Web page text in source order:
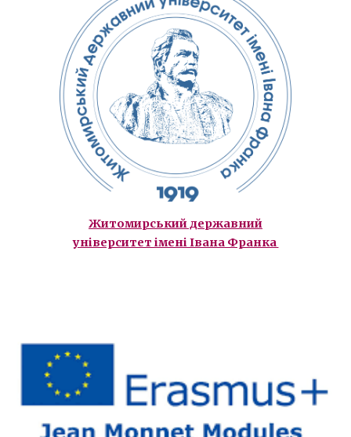
Житомирський державний
університет імені Івана Франка